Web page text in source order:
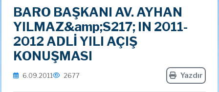
BARO BAŞKANI AV. AYHAN
YILMAZ&amp;S217; IN 2011-
2012 ADLİ YILI AÇIŞ
KONUŞMASI
6.09.2011 2677 Yazdır